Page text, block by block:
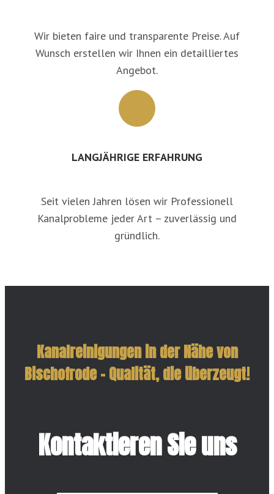
Wir bieten faire und transparente Preise. Auf
Wunsch erstellen wir Ihnen ein detailliertes
Angebot.
LANGJÄHRIGE ERFAHRUNG
Seit vielen Jahren lösen wir Professionell
Kanalprobleme jeder Art – zuverlässig und
gründlich.
Kanalreinigungen in der Nähe von
Bischofrode – Qualität, die überzeugt!
Kontaktieren Sie uns